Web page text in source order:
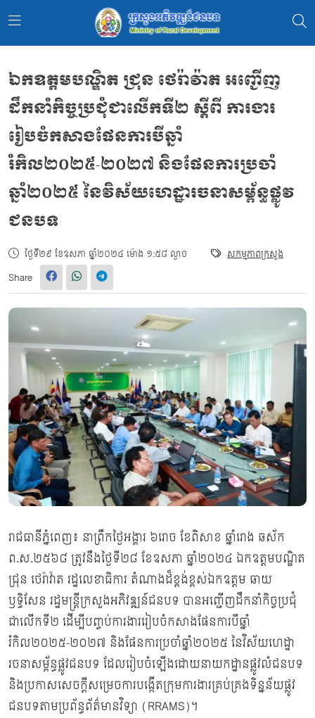
ឯកឧត្តមបណ្ឌិត ជ្រុន ថេរ៉ាវ៉ាត អញ្ជើញ
ដឹកនាំកិច្ចប្រជុំជាលើកទី២ ស្ដីពី ការងារ
រៀបចំកសាងផែនការបីឆ្នាំ
រំកិល២០២៥-២០២៧ និងផែនការប្រចាំ
ឆ្នាំ២០២៥ នៃវិស័យហេដ្ឋារចនាសម្ព័ន្ធផ្លូវ
ជនបទ
ថ្ងៃទី២៩ ខែឧសភា ឆ្នាំ២០២៤ ម៉ោង ១:៥៨ ល្ងាច សកម្មភាពក្រសួង
Share
រាជធានីភ្នំពេញ៖ នាព្រឹកថ្ងៃអង្គារ ៦រោច ខែពិសាខ ឆ្នាំរោង ឆស័ក
ព.ស.២៥៦៨ ត្រូវនឹងថ្ងៃទី២៨ ខែឧសភា ឆ្នាំ២០២៤ ឯកឧត្តមបណ្ឌិត
ជ្រុន ថេរ៉ាវ៉ាត រដ្ឋលេខាធិការ តំណាងដ៏ខ្ពង់ខ្ពស់ឯកឧត្ដម ឆាយ
ឫទ្ធិសែន រដ្ឋមន្ដ្រីក្រសួងអភិវឌ្ឍន៍ជនបទ បានអញ្ជើញដឹកនាំកិច្ចប្រជុំ
ជាលើកទី២ ដើម្បីបញ្ចប់ការងាររៀបចំកសាងផែនការបីឆ្នាំ
រំកិល២០២៥-២០២៧ និងផែនការប្រចាំឆ្នាំ២០២៥ នៃវិស័យហេដ្ឋា
រចនាសម្ព័ន្ធផ្លូវជនបទ ដែលរៀបចំឡើងដោយនាយកដ្ឋានផ្លូវលំជនបទ
និងប្រកាសសេចក្តីសម្រេចការបង្កើតក្រុមការងារគ្រប់គ្រងទិន្នន័យផ្លូវ
ជនបទតាមប្រព័ន្ធព័ត៌មានវិទ្យា (RRAMS)។